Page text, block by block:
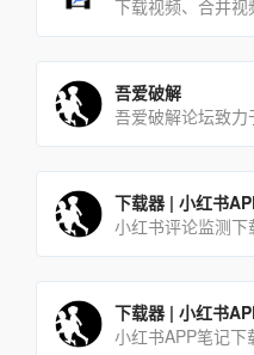
下载视频、合并视
吾爱破解
下载器 | 小红书
下载器 | 小红书